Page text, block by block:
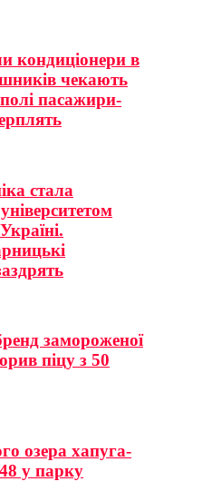
кондиціонери в
чекають
пасажири-
стала
замороженої
піцу з 50
озера хапуга-
у парку